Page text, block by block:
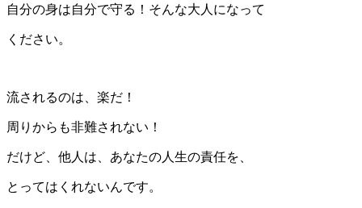
自分の身は自分で守る！そんな大人になって
ください。
流されるのは、楽だ！
周りからも非難されない！
だけど、他人は、あなたの人生の責任を、
とってはくれないんです。